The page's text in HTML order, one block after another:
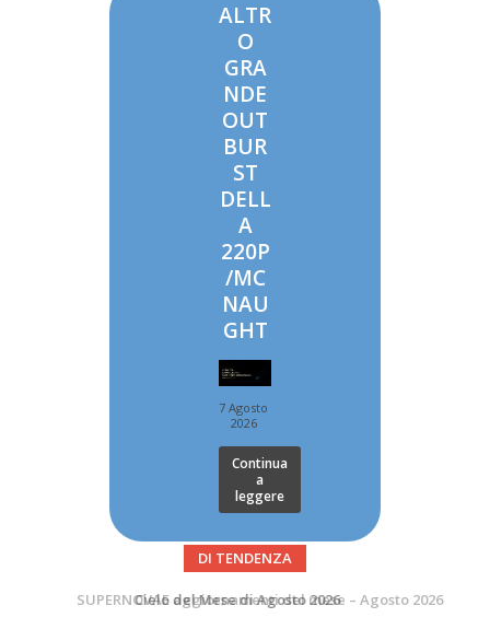
ALTR
O
GRA
NDE
OUT
BUR
ST
DELL
A
220P
/MC
NAU
GHT
7 Agosto
2026
Continua
a
leggere
DI TENDENZA
SUPERNOVAE aggiornamenti del mese – Agosto 2026